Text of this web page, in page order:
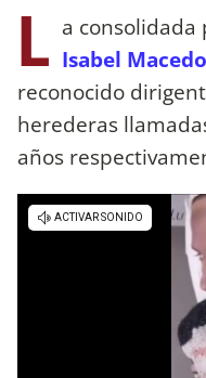
L a
Isabel Macedo
reconocido
herederas
años